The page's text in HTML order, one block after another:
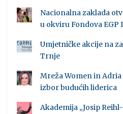
Nacionalna zaklada
u okviru Fondova EGP
Umjetničke akcije na
Trnje
Mreža Women in
izbor budućih liderica
Akademija „Josip